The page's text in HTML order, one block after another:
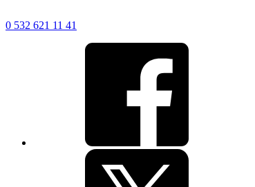
0 532 621 11 41